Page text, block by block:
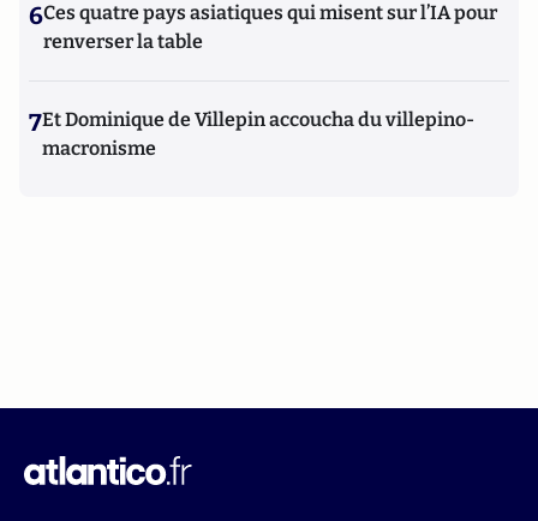
6Ces quatre pays asiatiques qui misent sur l’IA pour
renverser la table
7Et Dominique de Villepin accoucha du villepino-
macronisme